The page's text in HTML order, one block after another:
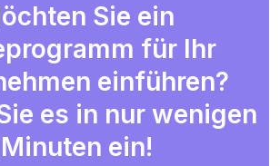
Sie ein
für Ihr
einführen?
es in nur wenigen
Minuten ein!